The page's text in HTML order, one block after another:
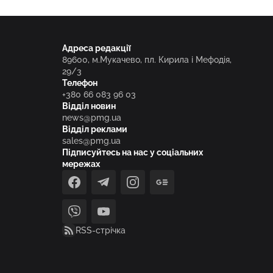
Адреса редакції
89600, м.Мукачево, пл. Кирила і Мефодія,
29/3
Телефон
+380 66 083 96 03
Відділ новин
news@pmg.ua
Відділ реклами
sales@pmg.ua
Підписуйтесь на нас у соціальних
мережах
facebooktelegraminstagramgoogle_news
viber
youtube
RSS-стрічка